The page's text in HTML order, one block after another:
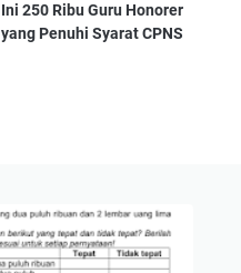
Ini 250 Ribu Guru Honorer
yang Penuhi Syarat CPNS